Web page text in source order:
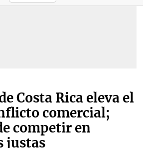
Status
Costa Rica eleva el
comercial;
competir en
justas